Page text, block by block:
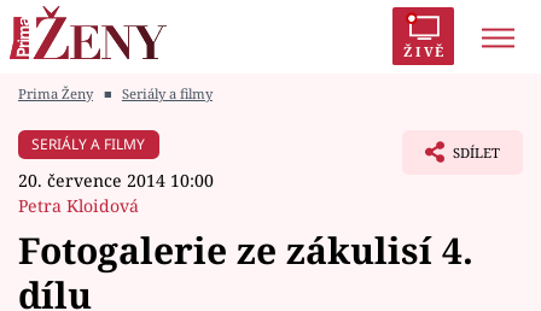
ŽIVĚ
Módní alarm
Témata
Prima Ženy ■ Seriály a filmy
SERIÁLY A FILMY
20. července 2014 10:00
Petra Kloidová
SDÍLET
Fotogalerie ze zákulisí 4.
dílu